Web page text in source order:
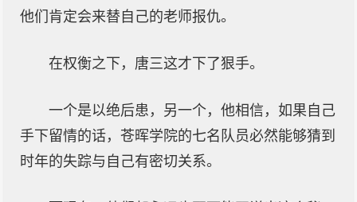
他们肯定会来替自己的老师报仇。
在权衡之下，唐三这才下了狠手。
一个是以绝后患，另一个，他相信，如果自己
手下留情的话，苍晖学院的七名队员必然能够猜到
时年的失踪与自己有密切关系。